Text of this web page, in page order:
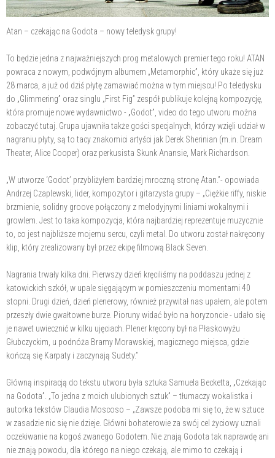
Atan – czekając na Godota – nowy teledysk grupy!
To będzie jedna z najważniejszych prog metalowych premier tego roku! ATAN
powraca z nowym, podwójnym albumem „Metamorphic”, który ukaże się już
28 marca, a już od dziś płytę zamawiać można w tym miejscu! Po teledysku
do „Glimmering” oraz singlu „First Fig” zespół publikuje kolejną kompozycję,
która promuje nowe wydawnictwo - „Godot”, video do tego utworu można
zobaczyć tutaj. Grupa ujawniła także gości specjalnych, którzy wzięli udział w
nagraniu płyty, są to tacy znakomici artyści jak Derek Sherinian (m.in. Dream
Theater, Alice Cooper) oraz perkusista Skunk Anansie, Mark Richardson.
„W utworze ‘Godot’ przybliżyłem bardziej mroczną stronę Atan.”- opowiada
Andrzej Czaplewski, lider, kompozytor i gitarzysta grupy – „Ciężkie riffy, niskie
brzmienie, solidny groove połączony z melodyjnymi liniami wokalnymi i
growlem. Jest to taka kompozycja, która najbardziej reprezentuje muzycznie
to, co jest najbliższe mojemu sercu, czyli metal. Do utworu został nakręcony
klip, który zrealizowany był przez ekipę filmową Black Seven.
Nagrania trwały kilka dni. Pierwszy dzień kręciliśmy na poddaszu jednej z
katowickich szkół, w upale sięgającym w pomieszczeniu momentami 40
stopni. Drugi dzień, dzień plenerowy, również przywitał nas upałem, ale potem
przeszły dwie gwałtowne burze. Pioruny widać było na horyzoncie - udało się
je nawet uwiecznić w kilku ujęciach. Plener kręcony był na Płaskowyżu
Głubczyckim, u podnóża Bramy Morawskiej, magicznego miejsca, gdzie
kończą się Karpaty i zaczynają Sudety.”
Główną inspiracją do tekstu utworu była sztuka Samuela Becketta, „Czekając
na Godota”. „To jedna z moich ulubionych sztuk” – tłumaczy wokalistka i
autorka tekstów Claudia Moscoso – „Zawsze podoba mi się to, że w sztuce
w zasadzie nic się nie dzieje. Główni bohaterowie za swój cel życiowy uznali
oczekiwanie na kogoś zwanego Godotem. Nie znają Godota tak naprawdę ani
nie znają powodu, dla którego na niego czekają, ale mimo to czekają i